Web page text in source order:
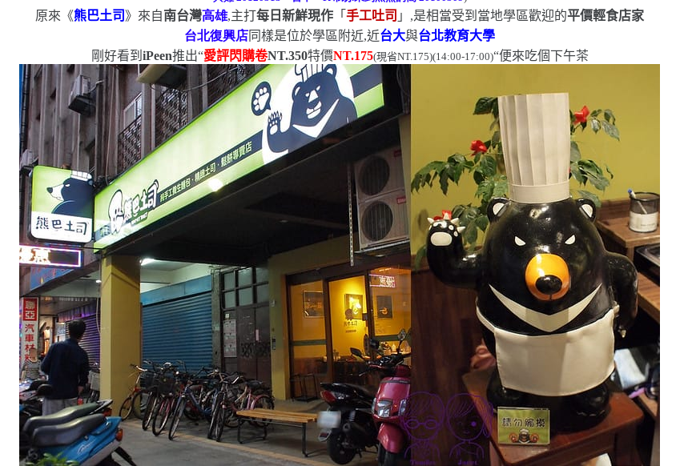
原來《熊巴土司 》來自南台灣高雄,主打每日新鮮現作 「手工吐司 」,是相當受到當地學區歡迎的平價輕食店家
台北復興店同樣是位於學區附近,近台大與台北教育大學
剛好看到 iPeen推出“愛評閃購卷NT.350特價NT.175(現省NT.175)(14:00-17:00)“便來吃個下午茶